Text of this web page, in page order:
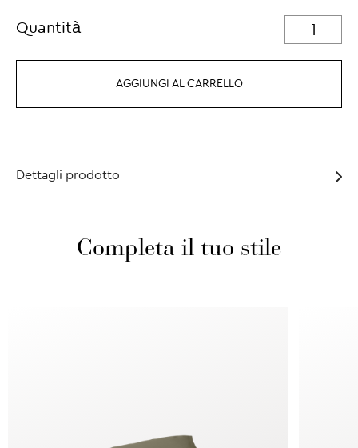
Quantità
AGGIUNGI AL CARRELLO
Dettagli prodotto
Completa il tuo stile